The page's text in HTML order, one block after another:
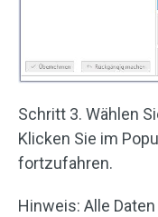
Schritt 3. Wählen
Klicken Sie im
fortzufahren.
Hinweis: Alle